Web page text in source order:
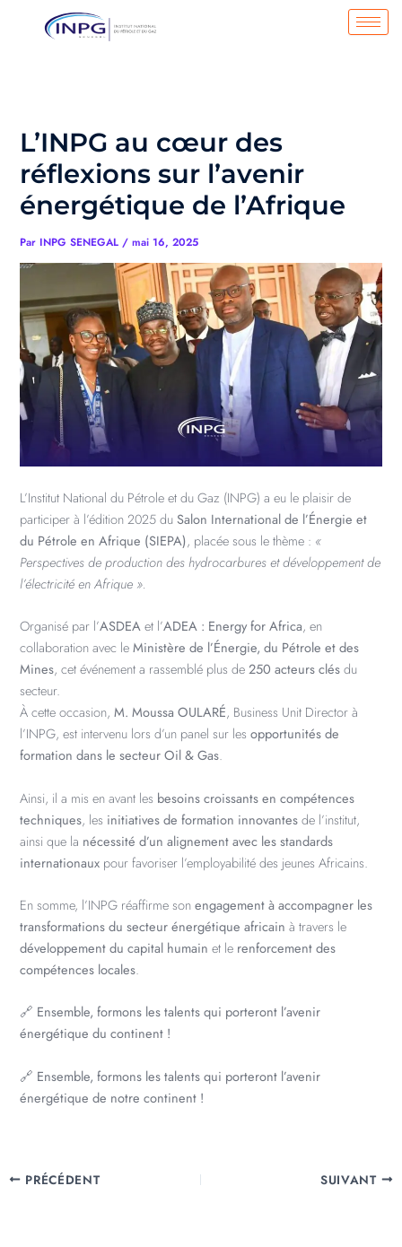
L’INPG au cœur des
réflexions sur l’avenir
énergétique de l’Afrique
Par INPG SENEGAL /mai 16, 2025
L’Institut National du Pétrole et du Gaz (INPG) a eu le plaisir de
participer à l’édition 2025 duSalon International de l’Énergie et
du Pétrole en Afrique (SIEPA), placée sous le thème : «
Perspectives de production des hydrocarbures et développement de
l’électricité en Afrique ».
Organisé par l’ASDEAet l’ADEA : Energy for Africa, en
collaboration avec leMinistère de l’Énergie, du Pétrole et des
Mines, cet événement a rassemblé plus de250 acteurs clésdu
secteur.
À cette occasion,M. Moussa OULARÉ, Business Unit Director à
l’INPG, est intervenu lors d’un panel sur lesopportunités de
formation dans le secteur Oil & Gas.
Ainsi, il a mis en avant les besoins croissants en compétences
techniques, les initiatives de formation innovantesde l’institut,
ainsi que la nécessité d’un alignement avec les standards
internationaux pour favoriser l’employabilité des jeunes Africains.
En somme, l’INPG réaffirme sonengagement à accompagner les
transformations du secteur énergétique africain à travers le
développement du capital humain et le renforcement des
compétences locales.
🔗 Ensemble, formons les talents qui porteront l’avenir
énergétique du continent !
🔗 Ensemble, formons les talents qui porteront l’avenir
énergétique de notre continent !
PRÉCÉDENT SUIVANT